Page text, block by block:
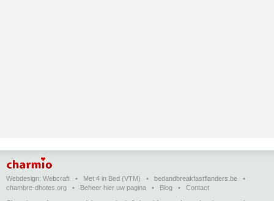
Webdesign: Webcraft • Met 4 in Bed (VTM) • bedandbreakfastflanders.be •
chambre-dhotes.org • Beheer hier uw pagina • Blog • Contact